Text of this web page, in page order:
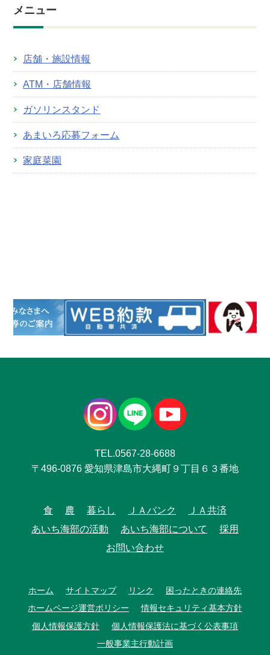
メニュー
店舗・施設情報
ATM・店舗情報
ガソリンスタンド
あまいろ応募フォーム
家庭菜園
TEL.0567-28-6688
〒496-0876 愛知県津島市大縄町９丁目６３番地
食 農 暮らし ＪＡバンク
ＪＡ共済
あいち海部の活動
あいち海部について
採用
お問い合わせ
ホーム サイトマップ リンク
困ったときの連絡先
ホームページ運営ポリシー
情報セキュリティ基本方針
個人情報保護方針
個人情報保護法に基づく公表事項
一般事業主行動計画